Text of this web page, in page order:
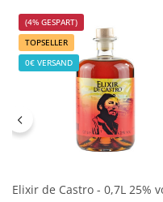
(4% GESPART)
TOPSELLER
0€ VERSAND
Elixir de Castro - 0,7L 25%